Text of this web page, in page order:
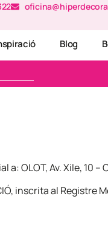
Blog
OLOT, Av. Xile, 10 –
inscrita al Registre